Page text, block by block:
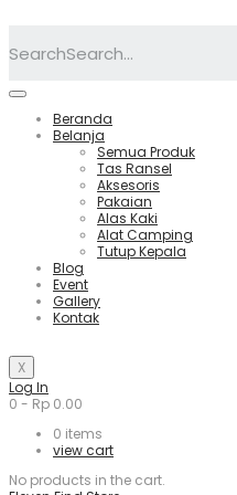
Search
Beranda
Belanja
Semua Produk
Tas Ransel
Aksesoris
Pakaian
Alas Kaki
Alat Camping
Tutup Kepala
Blog
Event
Gallery
Kontak
X
Log In
0 - Rp 0.00
0 items
view cart
No products in the cart.